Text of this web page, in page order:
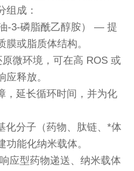
组成：
-3-磷脂酰乙醇胺） — 提
或脂质体结构。
微环境，可在高 ROS 或
释放。
延长循环时间，并为化
分子（药物、肽链、*体
能化纳米载体。
应型药物递送、纳米载体